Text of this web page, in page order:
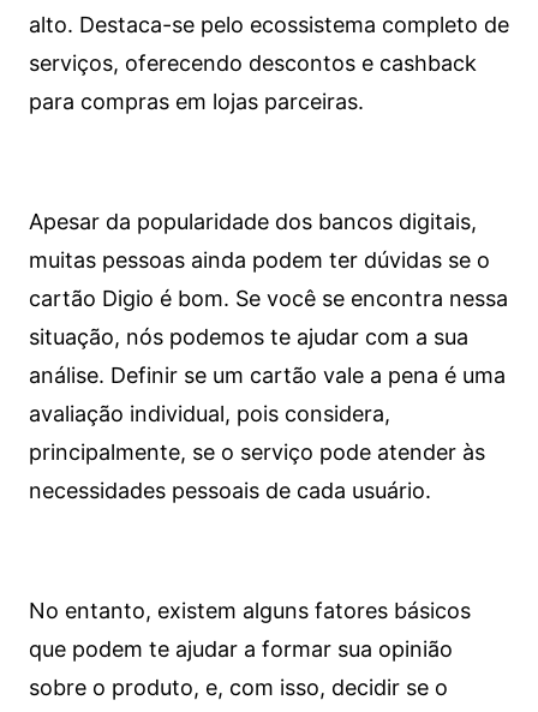
alto. Destaca-se pelo ecossistema completo de
serviços, oferecendo descontos e cashback
para compras em lojas parceiras.
Apesar da popularidade dos bancos digitais,
muitas pessoas ainda podem ter dúvidas se o
cartão Digio é bom. Se você se encontra nessa
situação, nós podemos te ajudar com a sua
análise. Definir se um cartão vale a pena é uma
avaliação individual, pois considera,
principalmente, se o serviço pode atender às
necessidades pessoais de cada usuário.
No entanto, existem alguns fatores básicos
que podem te ajudar a formar sua opinião
sobre o produto, e, com isso, decidir se o